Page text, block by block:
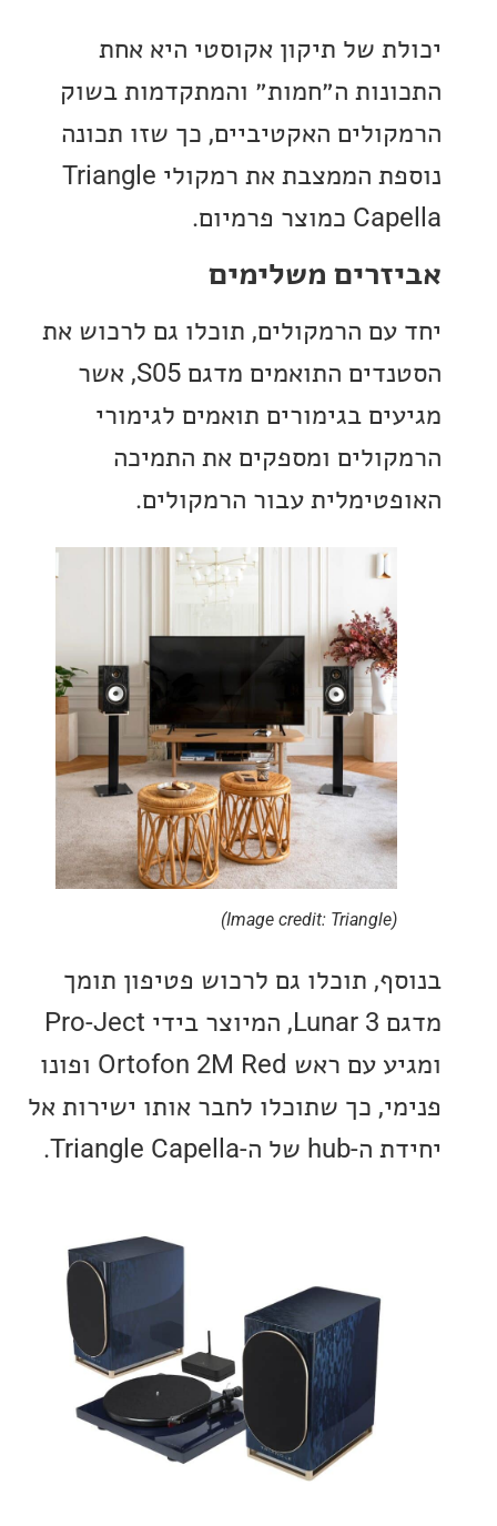
של תיקון אקוסטי היא אחת
ה״חמות״ והמתקדמות בשוק
האקטיביים, כך שזו תכונה
נוספת הממצבת את רמקולי Triangle
משלימים
הרמקולים, תוכלו גם לרכוש את
הסטנדים התואמים מדגם S05, אשר
בגימורים תואמים לגימורי
ומספקים את התמיכה
עבור הרמקולים.
תוכלו גם לרכוש פטיפון תומך
מדגם Lunar 3, המיוצר בידי Pro-Ject
ומגיע עם ראש Ortofon 2M Red ופונו
כך שתוכלו לחבר אותו ישירות אל